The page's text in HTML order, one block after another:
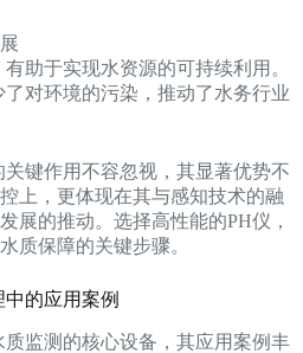
助于实现水资源的可持续利用。
对环境的污染，推动了水务行业
键作用不容忽视，其显著优势不
上，更体现在其与感知技术的融
展的推动。选择高性能的PH仪，
质保障的关键步骤。
的应用案例
监测的核心设备，其应用案例丰